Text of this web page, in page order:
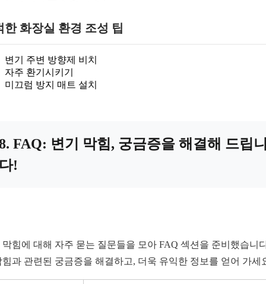
한 화장실 환경 조성 팁
변기 주변 방향제 비치
자주 환기시키기
미끄럼 방지 매트 설치
FAQ: 변기 막힘, 궁금증을 해결해 드립
!
막힘에 대해 자주 묻는 질문들을 모아 FAQ 섹션을 준비했습니
힘과 관련된 궁금증을 해결하고, 더욱 유익한 정보를 얻어 가세